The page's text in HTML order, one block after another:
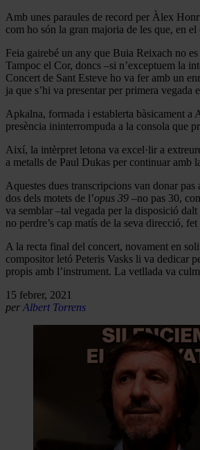
Amb unes paraules de record per Àlex
com ho són la gran majoria de les que, en
Feia gairebé un any que Buia Reixach no
Tampoc el Cor, doncs –si n’exceptuem la
Concert de Sant Esteve ho va fer amb un
ja que s’hi va presentar per primera vegada
Apkalna, formada i establerta bàsicament a
presència ininterrompuda a la consola que
Així, la intèrpret letona va excel·lir a
a metalls de Paul Dukas per continuar amb
Aquestes dues transcripcions van donar
dos dels motets de l’opus 39 –no pas 30,
va semblar –tal vegada per la disposició
no perdre’s cap matís de la seva direcció,
A la recta final del concert, novament en
compositor letó Peteris Vasks li va dedicar
propis amb l’instrument. La vetllada va
15 febrer, 2021
per Albert Torrens